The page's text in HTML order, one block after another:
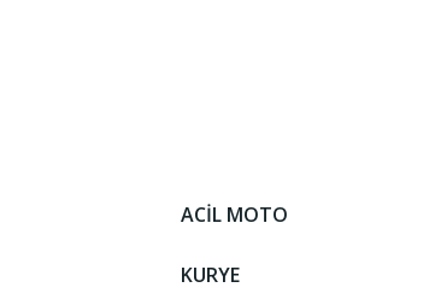
ACİL MOTO
KURYE